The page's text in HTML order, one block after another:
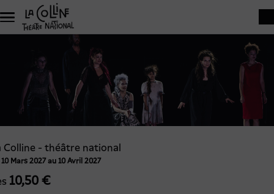
Aller au contenu principal
Colline - théâtre national
Mars 2027 au 10 Avril 2027
10,50 €